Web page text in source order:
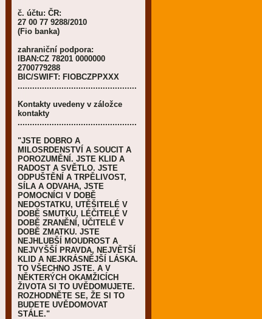
č. účtu: ČR:
27 00 77 9288/2010
(Fio banka)
zahraniční podpora:
IBAN:CZ 78201 0000000
2700779288
BIC/SWIFT: FIOBCZPPXXX
.................................................
Kontakty uvedeny v záložce
kontakty
.................................................
"JSTE DOBRO A
MILOSRDENSTVÍ A SOUCIT A
POROZUMĚNÍ. JSTE KLID A
RADOST A SVĚTLO. JSTE
ODPUŠTĚNÍ A TRPĚLIVOST,
SÍLA A ODVAHA, JSTE
POMOCNÍCI V DOBĚ
NEDOSTATKU, UTĚŠITELÉ V
DOBĚ SMUTKU, LÉČITELÉ V
DOBĚ ZRANĚNÍ, UČITELÉ V
DOBĚ ZMATKU. JSTE
NEJHLUBŠÍ MOUDROST A
NEJVYŠŠÍ PRAVDA, NEJVĚTŠÍ
KLID A NEJKRÁSNĚJŠÍ LÁSKA.
TO VŠECHNO JSTE. A V
NĚKTERÝCH OKAMŽICÍCH
ŽIVOTA SI TO UVĚDOMUJETE.
ROZHODNĚTE SE, ŽE SI TO
BUDETE UVĚDOMOVAT
STÁLE."